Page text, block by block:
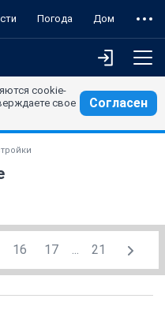
Погода Дом
cookie-
свое
Согласен
16 17 ... 21